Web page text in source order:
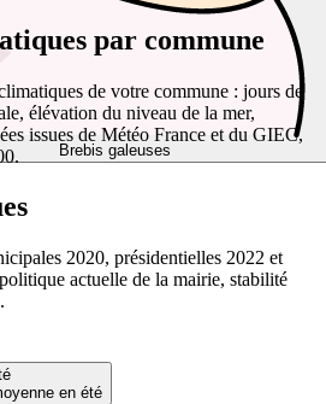
Brebis galeuses
en été
par commune
de votre commune : jours de
élévation du niveau de la mer,
issues de Météo France et du GIEC,
2020, présidentielles 2022 et
actuelle de la mairie, stabilité